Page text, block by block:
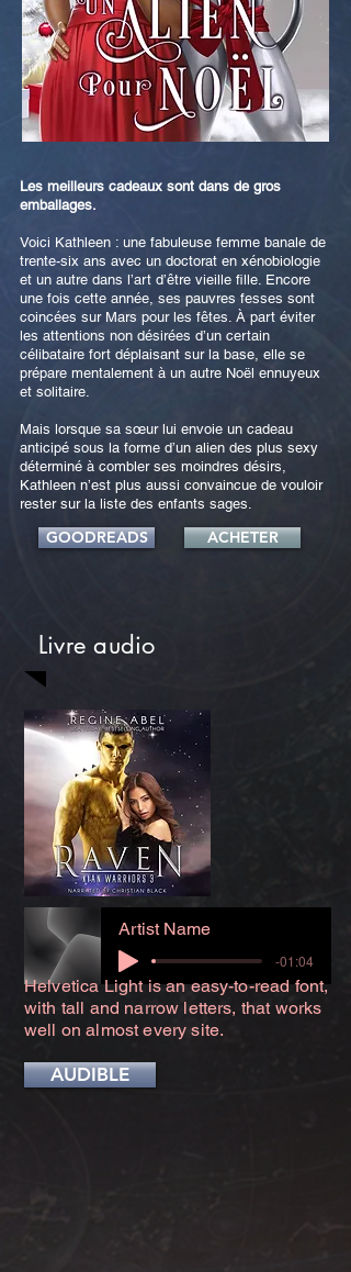
Les meilleurs cadeaux sont dans de gros
emballages.
Voici Kathleen : une fabuleuse femme banale de
trente-six ans avec un doctorat en xénobiologie
et un autre dans l’art d’être vieille fille. Encore
une fois cette année, ses pauvres fesses sont
coincées sur Mars pour les fêtes. À part éviter
les attentions non désirées d’un certain
célibataire fort déplaisant sur la base, elle se
prépare mentalement à un autre Noël ennuyeux
et solitaire.
Mais lorsque sa sœur lui envoie un cadeau
anticipé sous la forme d’un alien des plus sexy
déterminé à combler ses moindres désirs,
Kathleen n’est plus aussi convaincue de vouloir
rester sur la liste des enfants sages.
GOODREADS ACHETER
Livre audio
Artist Name
-01:04
Helvetica Light is an easy-to-read font,
with tall and narrow letters, that works
well on almost every site.
AUDIBLE